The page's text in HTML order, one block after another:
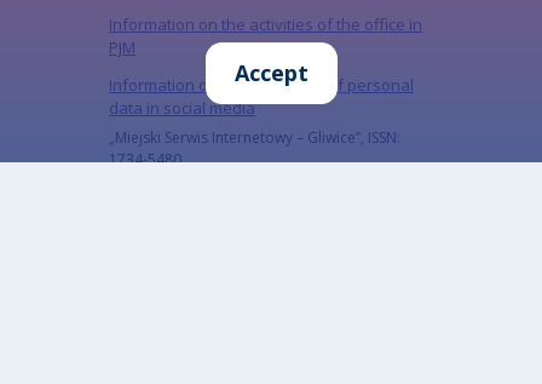
Information on the activities of the office in
PJM
Information on the protection of personal
data in social media
„Miejski Serwis Internetowy – Gliwice”, ISSN:
1734-5480
Accept